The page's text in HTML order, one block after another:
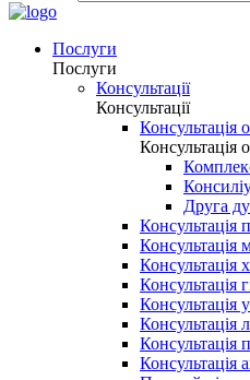
Послуги
Послуги
Консультації
Консультації
Консультація
Консультація
Друга
Консультація
Консультація
Консультація
Консультація
Консультація
Консультація
Консультація
Консультація